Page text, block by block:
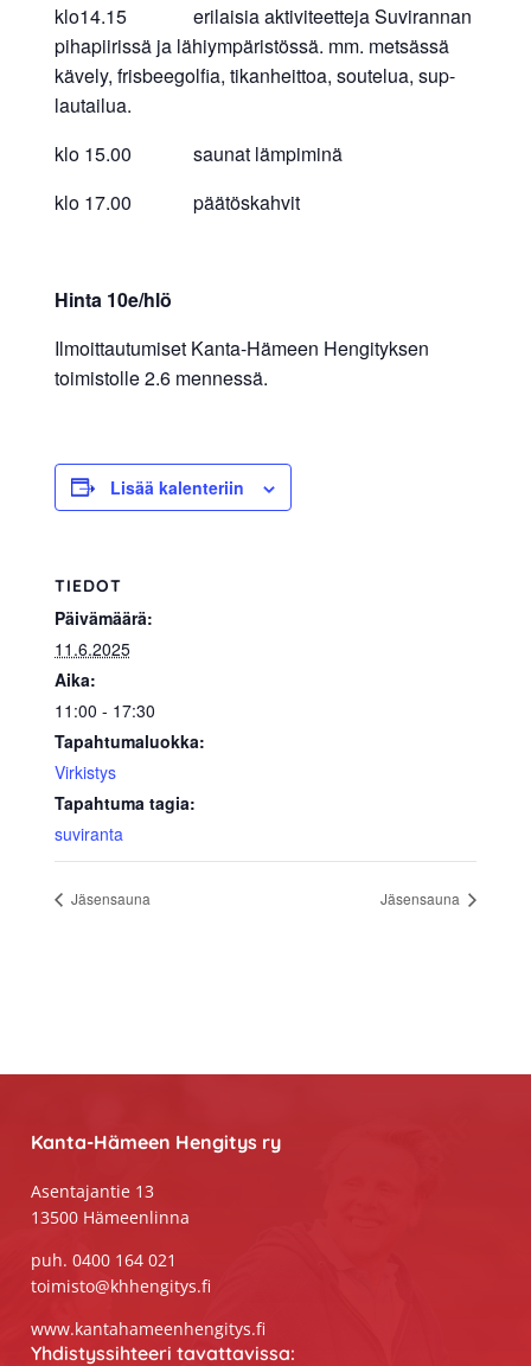
klo14.15 erilaisia aktiviteetteja Suvirannan
pihapiirissä ja lähiympäristössä. mm. metsässä
kävely, frisbeegolfia, tikanheittoa, soutelua, sup-
lautailua.
klo 15.00 saunat lämpiminä
klo 17.00 päätöskahvit
Hinta 10e/hlö
Ilmoittautumiset Kanta-Hämeen Hengityksen
toimistolle 2.6 mennessä.
Lisää kalenteriin
TIEDOT
Päivämäärä:
11.6.2025
Aika:
11:00 - 17:30
Tapahtumaluokka:
Virkistys
Tapahtuma tagia:
suviranta
Jäsensauna Jäsensauna
Kanta-Hämeen Hengitys ry
Asentajantie 13
13500 Hämeenlinna
puh. 0400 164 021
toimisto@khhengitys.fi
www.kantahameenhengitys.fi
Yhdistyssihteeri tavattavissa: